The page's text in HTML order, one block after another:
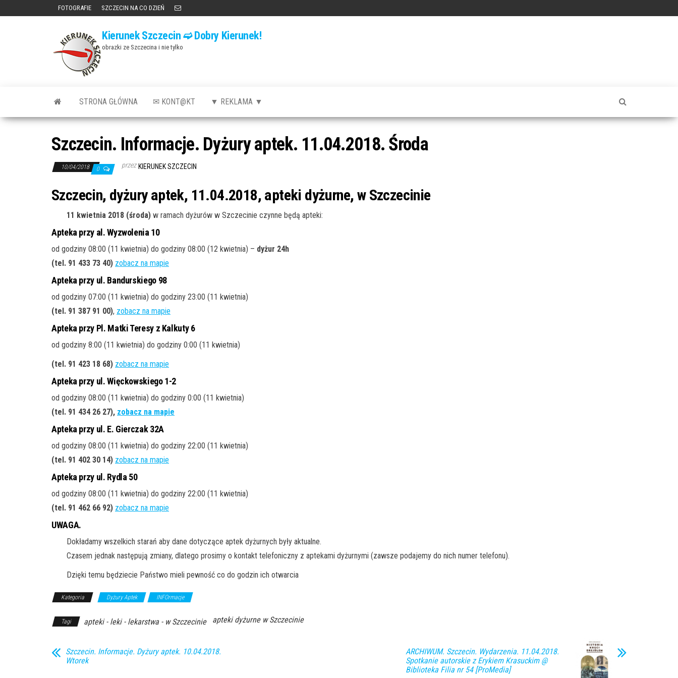
FOTOGRAFIE SZCZECIN NA CO DZIEŃ
Kierunek Szczecin ➫ Dobry Kierunek!
obrazki ze Szczecina i nie tylko
STRONA GŁÓWNA ✉ KONT@KT ▼ REKLAMA ▼
Szczecin. Informacje. Dyżury aptek. 11.04.2018. Środa
10/04/2018 0 przez KIERUNEK SZCZECIN
Szczecin, dyżury aptek, 11.04.2018, apteki dyżurne, w Szczecinie
11 kwietnia 2018 (środa) w ramach dyżurów w Szczecinie czynne będą apteki:
Apteka przy al. Wyzwolenia 10
od godziny 08:00 (11 kwietnia) do godziny 08:00 (12 kwietnia) – dyżur 24h
(tel. 91 433 73 40) zobacz na mapie
Apteka przy ul. Bandurskiego 98
od godziny 07:00 (11 kwietnia) do godziny 23:00 (11 kwietnia)
(tel. 91 387 91 00), zobacz na mapie
Apteka przy Pl. Matki Teresy z Kalkuty 6
od godziny 8:00 (11 kwietnia) do godziny 0:00 (11 kwietnia)
(tel. 91 423 18 68) zobacz na mapie
Apteka przy ul. Więckowskiego 1-2
od godziny 08:00 (11 kwietnia) do godziny 0:00 (11 kwietnia)
(tel. 91 434 26 27), zobacz na mapie
Apteka przy ul. E. Gierczak 32A
od godziny 08:00 (11 kwietnia) do godziny 22:00 (11 kwietnia)
(tel. 91 402 30 14) zobacz na mapie
Apteka przy ul. Rydla 50
od godziny 08:00 (11 kwietnia) do godziny 22:00 (11 kwietnia)
(tel. 91 462 66 92) zobacz na mapie
UWAGA.
Dokładamy wszelkich starań aby dane dotyczące aptek dyżurnych były aktualne.
Czasem jednak następują zmiany, dlatego prosimy o kontakt telefoniczny z aptekami dyżurnymi (zawsze podajemy do nich numer telefonu).
Dzięki temu będziecie Państwo mieli pewność co do godzin ich otwarcia
Kategoria Dyżury Aptek INFOrmacje
Tagi apteki - leki - lekarstwa - w Szczecinie apteki dyżurne w Szczecinie
Szczecin. Informacje. Dyżury aptek. 10.04.2018.
Wtorek
ARCHIWUM. Szczecin. Wydarzenia. 11.04.2018.
Spotkanie autorskie z Erykiem Krasuckim @
Biblioteka Filia nr 54 [ProMedia]